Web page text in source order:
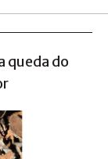
queda do